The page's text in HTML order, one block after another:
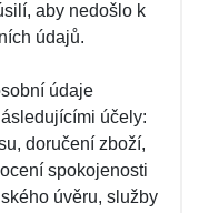
aby nedošlo k
údajů.
údaje
účely:
doručení zboží,
spokojenosti
úvěru, služby